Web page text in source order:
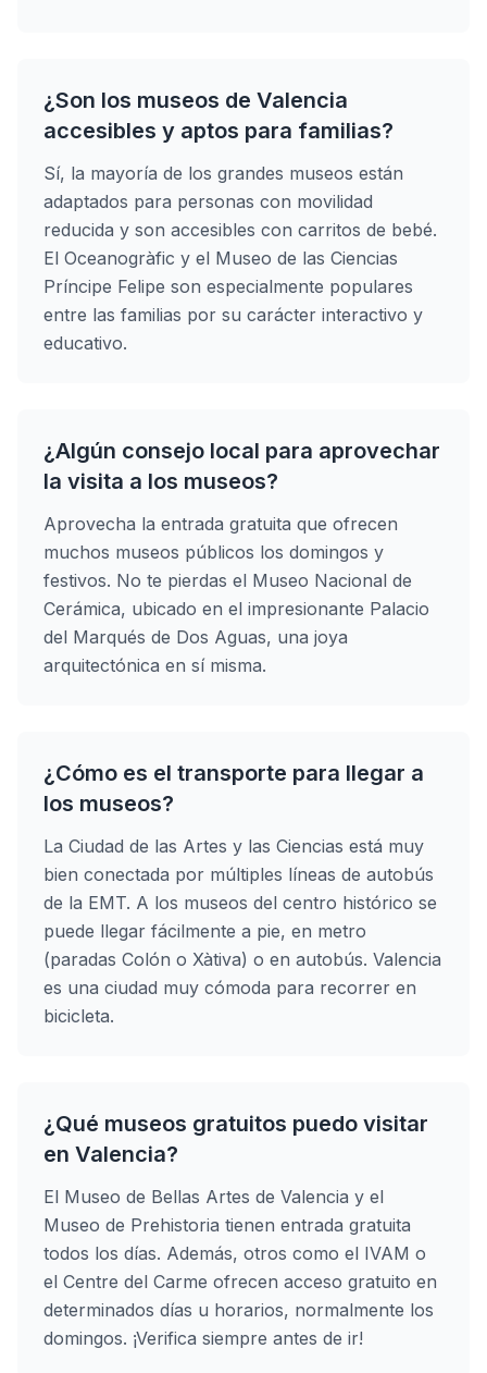
¿Son los museos de Valencia
accesibles y aptos para familias?
Sí, la mayoría de los grandes museos están
adaptados para personas con movilidad
reducida y son accesibles con carritos de bebé.
El Oceanogràfic y el Museo de las Ciencias
Príncipe Felipe son especialmente populares
entre las familias por su carácter interactivo y
educativo.
¿Algún consejo local para aprovechar
la visita a los museos?
Aprovecha la entrada gratuita que ofrecen
muchos museos públicos los domingos y
festivos. No te pierdas el Museo Nacional de
Cerámica, ubicado en el impresionante Palacio
del Marqués de Dos Aguas, una joya
arquitectónica en sí misma.
¿Cómo es el transporte para llegar a
los museos?
La Ciudad de las Artes y las Ciencias está muy
bien conectada por múltiples líneas de autobús
de la EMT. A los museos del centro histórico se
puede llegar fácilmente a pie, en metro
(paradas Colón o Xàtiva) o en autobús. Valencia
es una ciudad muy cómoda para recorrer en
bicicleta.
¿Qué museos gratuitos puedo visitar
en Valencia?
El Museo de Bellas Artes de Valencia y el
Museo de Prehistoria tienen entrada gratuita
todos los días. Además, otros como el IVAM o
el Centre del Carme ofrecen acceso gratuito en
determinados días u horarios, normalmente los
domingos. ¡Verifica siempre antes de ir!